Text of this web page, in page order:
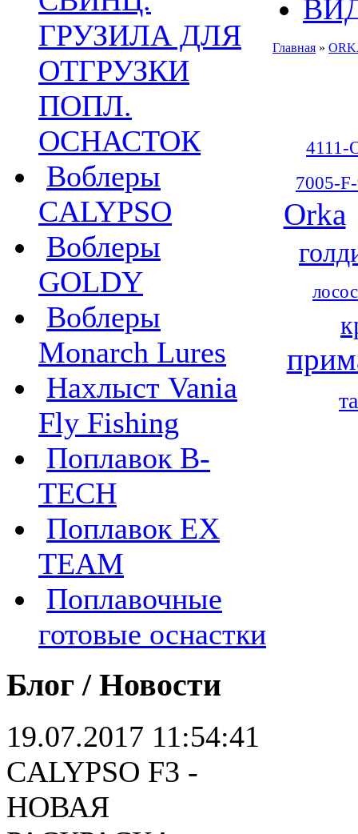
ГРУЗИЛА ДЛЯ
ОТГРУЗКИ
ПОПЛ.
ОСНАСТОК
Воблеры
CALYPSO
Воблеры
GOLDY
Воблеры
Monarch Lures
Нахлыст Vania
Fly Fishing
Поплавок B-
TECH
Поплавок EX
TEAM
Поплавочные
готовые оснастки
Блог / Новости
19.07.2017 11:54:41
CALYPSO F3 -
НОВАЯ
Главная »
4111-
7005-
Orka